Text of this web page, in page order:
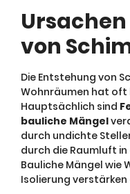
von
Die Entstehung von
Wohnräumen hat oft
Hauptsächlich sind
bauliche Mängel
durch undichte
durch die Raumluft
Bauliche Mängel wie
Isolierung